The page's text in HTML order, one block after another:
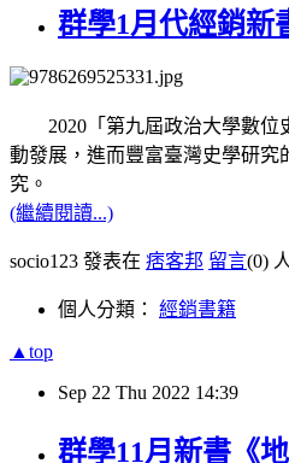
群學1月代經銷新
2020「第九屆政治大學數位史
動發展，進而豐富臺灣史學研究
究。
(繼續閱讀...)
socio123 發表在 痞客邦 留言(0)
個人分類： 經銷書籍
▲top
Sep 22 Thu 2022 14:39
群學11月新書《地